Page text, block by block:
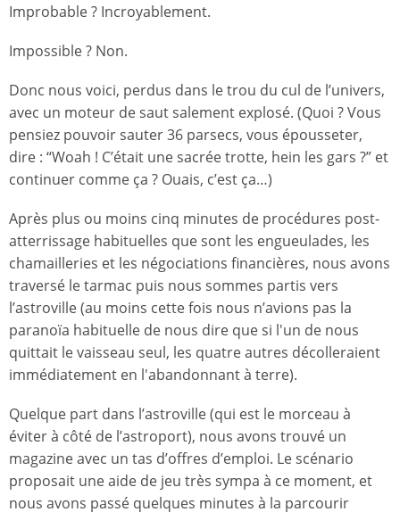
Improbable ? Incroyablement.
Impossible ? Non.
Donc nous voici, perdus dans le trou du cul de l’univers,
avec un moteur de saut salement explosé. (Quoi ? Vous
pensiez pouvoir sauter 36 parsecs, vous épousseter,
dire : “Woah ! C’était une sacrée trotte, hein les gars ?” et
continuer comme ça ? Ouais, c’est ça…)
Après plus ou moins cinq minutes de procédures post-
atterrissage habituelles que sont les engueulades, les
chamailleries et les négociations financières, nous avons
traversé le tarmac puis nous sommes partis vers
l’astroville (au moins cette fois nous n’avions pas la
paranoïa habituelle de nous dire que si l'un de nous
quittait le vaisseau seul, les quatre autres décolleraient
immédiatement en l'abandonnant à terre).
Quelque part dans l’astroville (qui est le morceau à
éviter à côté de l’astroport), nous avons trouvé un
magazine avec un tas d’offres d’emploi. Le scénario
proposait une aide de jeu très sympa à ce moment, et
nous avons passé quelques minutes à la parcourir